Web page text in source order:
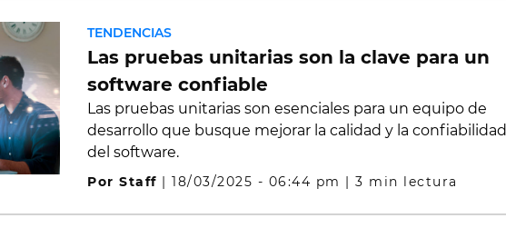
TENDENCIAS
Las pruebas unitarias son la clave para un
software confiable
Las pruebas unitarias son esenciales para un equipo de
desarrollo que busque mejorar la calidad y la confiabilidad
del software.
Por Staff |18/03/2025 - 06:44 pm |3 min lectura